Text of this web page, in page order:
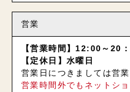
営業
【営業時間】12:00～20
【定休日】水曜日
営業日につきましては営
営業時間外でもネットシ